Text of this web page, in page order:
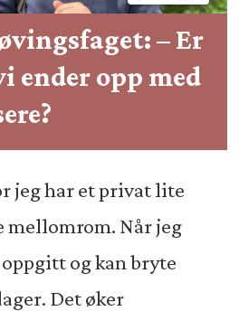
– Er
ender opp med
jeg har et privat lite
mellomrom. Når jeg
og kan bryte
Det øker